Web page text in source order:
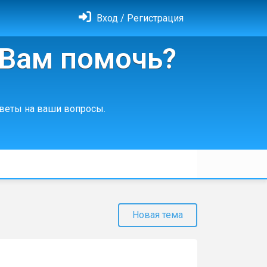
Вход / Регистрация
помочь?
на ваши вопросы.
Новая тема